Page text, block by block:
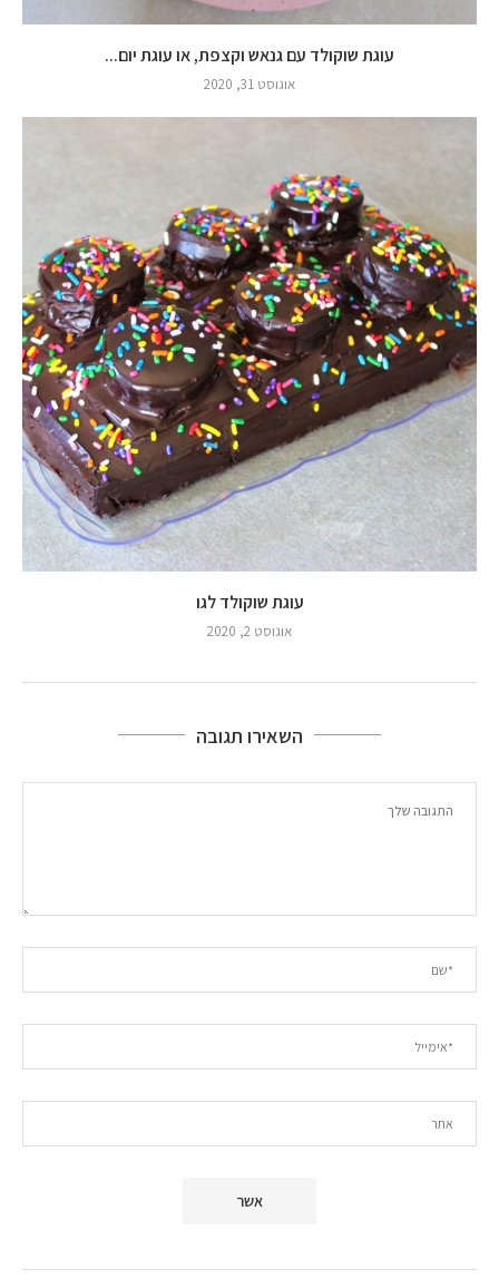
עוגת שוקולד עם גנאש וקצפת, או עוגת יום...
אוגוסט 31, 2020
עוגת שוקולד לגו
אוגוסט 2, 2020
השאירו תגובה